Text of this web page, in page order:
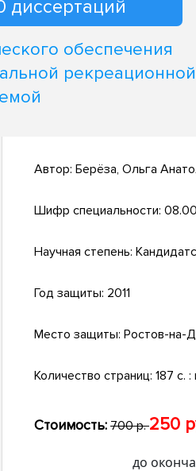
диссертаций
обеспечения
рекреационной
Автор: Берёза, Ольга
Шифр специальности:
Научная степень:
Год защиты: 2011
Место защиты: Ростов-на-
Количество страниц: 187 с. :
Стоимость: 700 р.250
до